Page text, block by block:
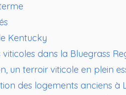
Kentucky
viticoles dans la Bluegrass
un terroir viticole en plein
des logements anciens à